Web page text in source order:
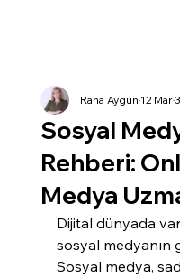
Sosyal
Rehberi:
Medya
Rana Aygun12 Mar
Dijital dünyada
sosyal medyanın
Sosyal medya,